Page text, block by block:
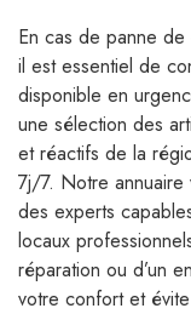
En cas de panne
il est essentiel de
disponible en
une sélection des
et réactifs de la
7j/7. Notre annuaire
des experts
locaux
réparation ou d’un
votre confort et